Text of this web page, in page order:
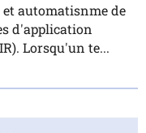
automatisnme de
d'application
Lorsqu'un te...